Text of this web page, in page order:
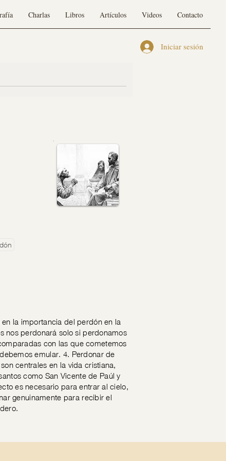
Charlas Libros Artículos Videos Contacto
Iniciar sesión
la importancia del perdón en la
nos perdonará solo si perdonamos
con las que cometemos
emular. 4. Perdonar de
centrales en la vida cristiana,
como San Vicente de Paúl y
es necesario para entrar al cielo,
genuinamente para recibir el